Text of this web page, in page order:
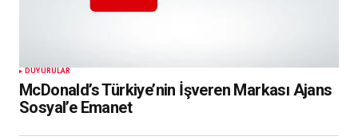
DUYURULAR
McDonald’s Türkiye’nin İşveren Markası Ajans
Sosyal’e Emanet